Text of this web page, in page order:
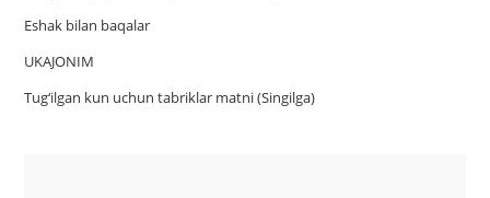
Eshak bilan baqalar
UKAJONIM
Tug‘ilgan kun uchun tabriklar matni (Singilga)